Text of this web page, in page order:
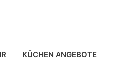
KÜCHEN ANGEBOTE